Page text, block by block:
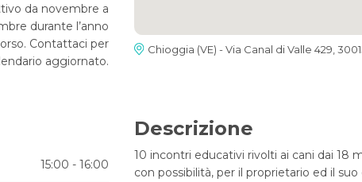
da novembre a
durante l’anno
Contattaci per
aggiornato.
Chioggia (VE) - Via Canal di Valle 429,
15:00 - 16:00
Descrizione
10 incontri educativi rivolti ai cani dai 18
con possibilità, per il proprietario ed il suo